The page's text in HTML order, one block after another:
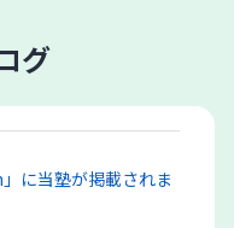
グ
に当塾が掲載されま